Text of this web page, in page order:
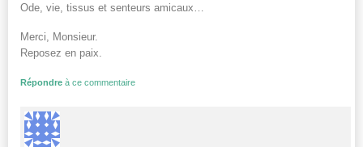
Ode, vie, tissus et senteurs amicaux…
Merci, Monsieur.
Reposez en paix.
Répondre à ce commentaire